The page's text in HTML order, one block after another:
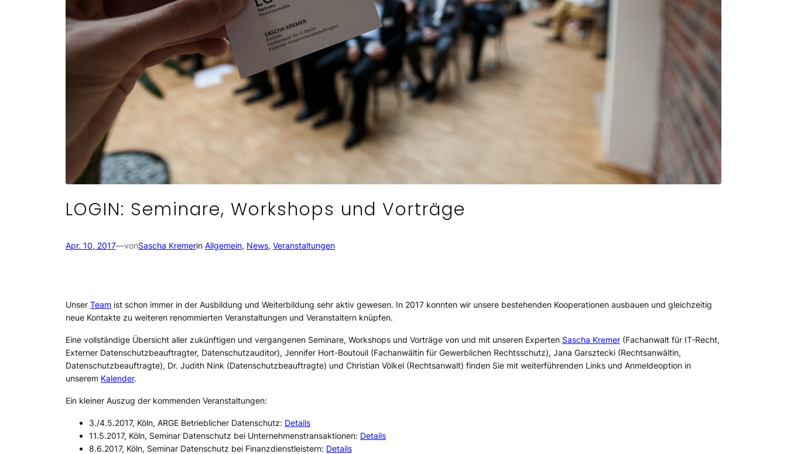
LOGIN: Seminare, Workshops und Vorträge
Apr. 10, 2017—vonSascha Kremerin Allgemein, News, Veranstaltungen
Unser Team ist schon immer in der Ausbildung und Weiterbildung sehr aktiv gewesen. In 2017 konnten wir unsere bestehenden Kooperationen ausbauen und gleichzeitig
neue Kontakte zu weiteren renommierten Veranstaltungen und Veranstaltern knüpfen.
Eine vollständige Übersicht aller zukünftigen und vergangenen Seminare, Workshops und Vorträge von und mit unseren Experten Sascha Kremer (Fachanwalt für IT-Recht,
Externer Datenschutzbeauftragter, Datenschutzauditor), Jennifer Hort-Boutouil (Fachanwältin für Gewerblichen Rechtsschutz), Jana Garsztecki (Rechtsanwältin,
Datenschutzbeauftragte), Dr. Judith Nink (Datenschutzbeauftragte) und Christian Völkel (Rechtsanwalt) finden Sie mit weiterführenden Links und Anmeldeoption in
unserem Kalender.
Ein kleiner Auszug der kommenden Veranstaltungen:
3./4.5.2017, Köln, ARGE Betrieblicher Datenschutz: Details
11.5.2017, Köln, Seminar Datenschutz bei Unternehmenstransaktionen: Details
8.6.2017, Köln, Seminar Datenschutz bei Finanzdienstleistern: Details